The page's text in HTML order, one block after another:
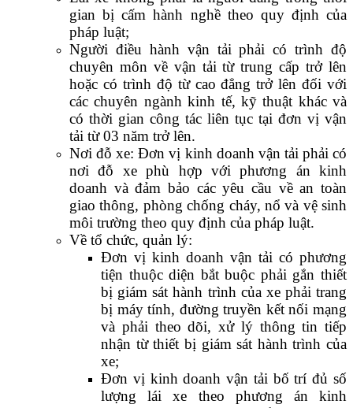
gian bị cấm hành nghề theo quy định của
pháp luật;
Người điều hành vận tải phải có trình độ
chuyên môn về vận tải từ trung cấp trở lên
hoặc có trình độ từ cao đẳng trở lên đối với
các chuyên ngành kinh tế, kỹ thuật khác và
có thời gian công tác liên tục tại đơn vị vận
tải từ 03 năm trở lên.
Nơi đỗ xe: Đơn vị kinh doanh vận tải phải có
nơi đỗ xe phù hợp với phương án kinh
doanh và đảm bảo các yêu cầu về an toàn
giao thông, phòng chống cháy, nổ và vệ sinh
môi trường theo quy định của pháp luật.
Về tổ chức, quản lý:
Đơn vị kinh doanh vận tải có phương
tiện thuộc diện bắt buộc phải gắn thiết
bị giám sát hành trình của xe phải trang
bị máy tính, đường truyền kết nối mạng
và phải theo dõi, xử lý thông tin tiếp
nhận từ thiết bị giám sát hành trình của
xe;
Đơn vị kinh doanh vận tải bố trí đủ số
lượng lái xe theo phương án kinh